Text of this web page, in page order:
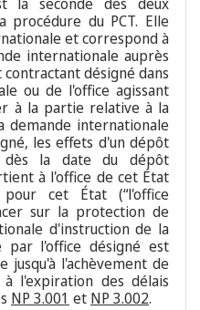
procédure du PCT. Elle
et correspond à
internationale auprès
désigné dans
ou de l'office agissant
à la partie relative à la
demande internationale
les effets d'un dépôt
dès la date du dépôt
à l'office de cet État
cet État (“l'office
sur la protection de
d'instruction de la
par l'office désigné est
jusqu'à l'achèvement de
l'expiration des délais
NP 3.001 et NP 3.002.